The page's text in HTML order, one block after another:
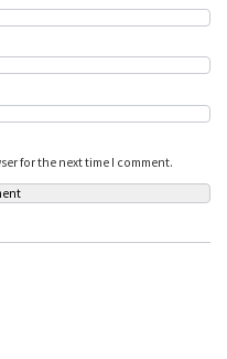
for the next time I comment.